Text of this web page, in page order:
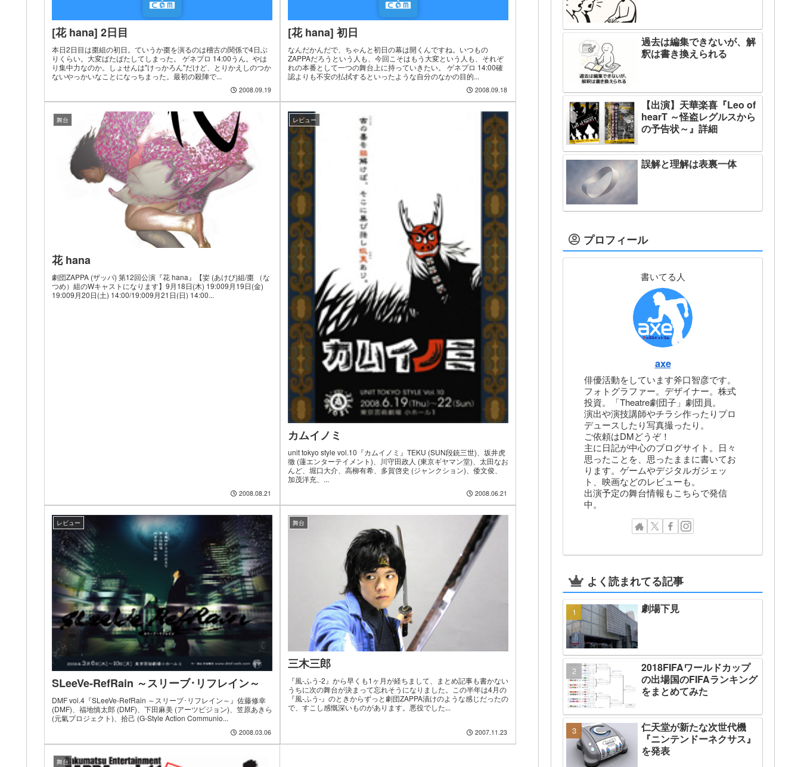
[花 hana] 2日目
本日2日目は棗組の初日。ていうか棗を演るのは稽古の関係で4日ぶ
りくらい。大変ばたばたしてしまった。 ゲネプロ 14:00うん。やは
り集中力なのか。しょせんは"けっかろん"だけど、とりかえしのつか
ないやっかいなことになっちまった。最初の殺陣で...
2008.09.19
[花 hana] 初日
なんだかんだで、ちゃんと初日の幕は開くんですね。いつもの
ZAPPAだろうという人も、今回こそはもう大変という人も、それぞ
れの本番として一つの舞台上に持っていきたい。 ゲネプロ 14:00確
認よりも不安の払拭するといったような自分のなかの目的...
2008.09.18
舞台
花 hana
劇団ZAPPA (ザッパ) 第12回公演『花 hana』【妛 (あけび)組/棗 （な
つめ）組のWキャストになります】9月18日(木) 19:009月19日(金)
19:009月20日(土) 14:00/19:009月21日(日) 14:00...
2008.08.21
レビュー
カムイノミ
unit tokyo style vol.10『カムイノミ』TEKU (SUN段銃三世)、坂井虎
徹 (蓮エンターテイメント)、川守田政人 (東京ギヤマン堂)、太田なお
んど、堀口大介、高柳有希、多賀啓史 (ジャンクション)、倭文俊、
加茂洋充、...
2008.06.21
レビュー
SLeeVe-RefRain ～スリーブ･リフレイン～
DMF vol.4『SLeeVe-RefRain ～スリーブ･リフレイン～』佐藤修幸
(DMF)、福地慎太郎 (DMF)、下田麻美 (アーツビジョン)、笠原あきら
(元氣プロジェクト)、拾己 (G-Style Action Communio...
2008.03.06
舞台
三木三郎
『風-ふう-2』から早くも1ヶ月が経ちまして、まとめ記事も書かない
うちに次の舞台が決まって忘れそうになりました。この半年は4月の
『風-ふう-』のときからずっと劇団ZAPPA漬けのような感じだったの
で、すこし感慨深いものがあります。悪役でした...
2007.11.23
舞台
過去は編集できないが、解
釈は書き換えられる
【出演】天華楽喜『Leo of
hearT ～怪盗レグルスから
の予告状～』詳細
誤解と理解は表裏一体
プロフィール
書いてる人
axe
俳優活動をしています斧口智彦です。
フォトグラファー。デザイナー。株式
投資。「Theatre劇団子」劇団員。
演出や演技講師やチラシ作ったりプロ
デュースしたり写真撮ったり。
ご依頼はDMどうぞ！
主に日記が中心のブログサイト。日々
思ったことを、思ったままに書いてお
ります。ゲームやデジタルガジェッ
ト、映画などのレビューも。
出演予定の舞台情報もこちらで発信
中。
よく読まれてる記事
劇場下見
2018FIFAワールドカップ
の出場国のFIFAランキング
をまとめてみた
仁天堂が新たな次世代機
『ニンテンドーネクサス』
を発表